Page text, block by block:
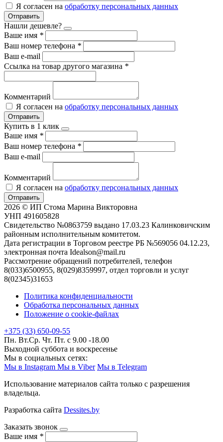
Я согласен на обработку персональных данных
Отправить
Нашли дешевле?
Ваше имя *
Ваш номер телефона *
Ваш e-mail
Ссылка на товар другого магазина *
Комментарий
Я согласен на обработку персональных данных
Отправить
Купить в 1 клик
Ваше имя *
Ваш номер телефона *
Ваш e-mail
Комментарий
Я согласен на обработку персональных данных
Отправить
2026 © ИП Стома Марина Викторовна
УНП 491605828
Свидетельство №0863759 выдано 17.03.23 Калинковичским
районным исполнительным комитетом.
Дата регистрации в Торговом реестре РБ №569056 04.12.23,
электронная почта Idealson@mail.ru
Рассмотрение обращений потребителей, телефон
8(033)6500955, 8(029)8359997, отдел торговли и услуг
8(02345)31653
Политика конфиденциальности
Обработка персональных данных
Положение о cookie-файлах
+375 (33) 650-09-55
Пн. Вт.Ср. Чт. Пт. с 9.00 -18.00
Выходной суббота и воскресенье
Мы в социальных сетях:
Мы в Instagram Мы в Viber Мы в Telegram
Использование материалов сайта только с разрешения
владельца.
Разработка сайта Dessites.by
Заказать звонок
Ваше имя *